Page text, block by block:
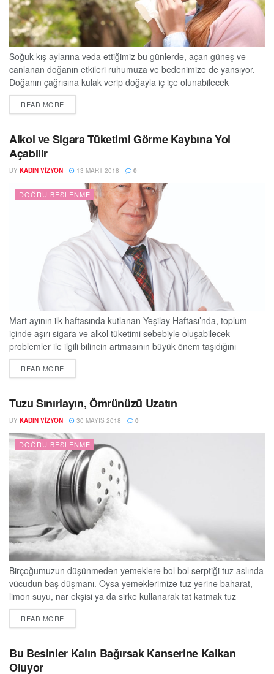
Soğuk kış aylarına veda ettiğimiz bu günlerde, açan güneş ve
canlanan doğanın etkileri ruhumuza ve bedenimize de yansıyor.
Doğanın çağrısına kulak verip doğayla iç içe olunabilecek
ortamlarda bulunanlar ise baharın tadını çıkarayım derken bahar
nezlesi tehlikesini göz ardı ediyor. Özellikle alerjik bünyeye sahip
gerekiyor. Bahar nezlesi, havaların ısınmasıyla birlikte ortaya
çıkan...
READ MOREDETAILS
Alkol ve Sigara Tüketimi Görme Kaybına Yol
Açabilir
BY KADIN VIZYON 13 MART 2018 0
DOĞRU BESLENME
Mart ayının ilk haftasında kutlanan Yeşilay Haftası’nda, toplum
içinde aşırı sigara ve alkol tüketimi sebebiyle oluşabilecek
problemler ile ilgili bilincin artmasının büyük önem taşıdığını
belirten Dünyagöz Etiler’den Op.Dr. İrfan Kayurtar, “Sigaranın kalp
ve akciğerler, alkolün ise bağışıklık sistemi ile karaciğerler
Ancak bu maddelerin aşırı tüketimi sebebiyle, katarakt, glokom,
diyabetik retinopati gibi...
READ MOREDETAILS
Tuzu Sınırlayın, Ömrünüzü Uzatın
BY KADIN VIZYON 30 MAYIS 2018 0
DOĞRU BESLENME
Birçoğumuzun düşünmeden yemeklere bol bol serptiği tuz aslında
vücudun baş düşmanı. Oysa yemeklerimize tuz yerine baharat,
limon suyu, nar ekşisi ya da sirke kullanarak tat katmak tuz
tüketimini azaltmayı sağlıyor. Yapılan araştırmalar günlük tuz
tüketiminin günde 5 grama indirilmesi ile her yıl dünyada kalp krizi
çekiyor. Liv Hospital Nefroloji Uzmanı...
READ MOREDETAILS
Bu Besinler Kalın Bağırsak Kanserine Kalkan
Oluyor